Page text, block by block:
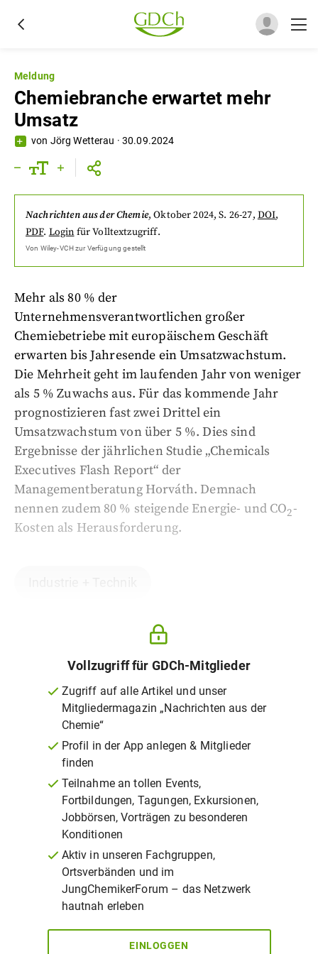
Meldung
Chemiebranche erwartet mehr
Umsatz
von Jörg Wetterau ·30.09.2024
Nachrichten aus der Chemie,Oktober 2024, S. 26-27, DOI,
PDF. Login für Volltextzugriff.
Von Wiley-VCHzur Verfügung gestellt
Mehr als 80 % der
Unternehmensverantwortlichen großer
Chemiebetriebe mit europäischem Geschäft
erwarten bis Jahresende ein Umsatzwachstum.
Die Mehrheit geht im laufenden Jahr von weniger
als 5 % Zuwachs aus. Für das kommende Jahr
prognostizieren fast zwei Drittel ein
Umsatzwachstum von über 5 %. Dies sind
Ergebnisse der jährlichen Studie „Chemicals
Executives Flash Report“ der
Managementberatung Horváth. Demnach
nennen zudem 80 % steigende Energie- und CO2-
Kosten als Herausforderung.
Vollzugriff für GDCh-Mitglieder
Zugriff auf alle Artikel und unser
Mitgliedermagazin „Nachrichten aus der
Chemie“
Profil in der App anlegen & Mitglieder
finden
Teilnahme an tollen Events,
Fortbildungen, Tagungen, Exkursionen,
Jobbörsen, Vorträgen zu besonderen
Konditionen
Aktiv in unseren Fachgruppen,
Ortsverbänden und im
JungChemikerForum – das Netzwerk
hautnah erleben
EINLOGGEN